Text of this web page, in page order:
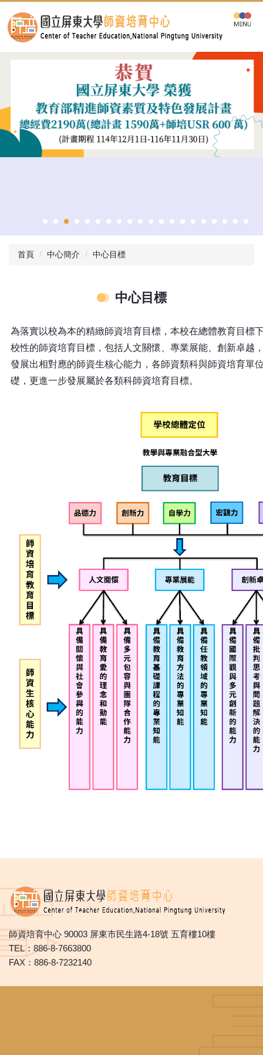
到
主
首頁 中心簡介 中心目標
中心目標
為落實以校為本的精緻師資培育目標，本校在總體教育目標
校性的師資培育目標，包括人文關懷、專業展能、創新卓越
發展出相對應的師資生核心能力，各師資類科與師資培育單
礎，更進一步發展屬於各類科師資培育目標。
師資培育中心 90003 屏東市民生路4-18號 五育樓10樓
TEL：886-8-7663800
FAX：886-8-7232140